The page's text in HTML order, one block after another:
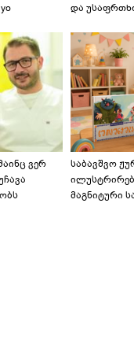
და
ვერ
საბავშვო
მაგნიტური